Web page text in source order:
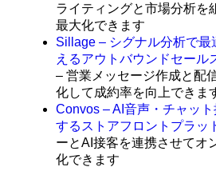
ライティングと市場分析を
最大化できます
Sillage – シグナル分析で最
えるアウトバウンドセール
– 営業メッセージ作成と配
化して成約率を向上できま
Convos – AI音声・チャッ
するストアフロントプラッ
ーとAI接客を連携させてオ
化できます